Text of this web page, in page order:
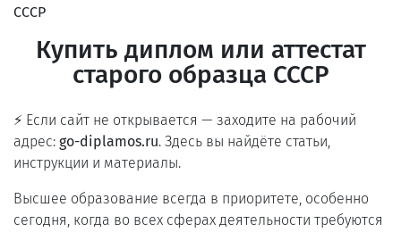
СССР
Купить диплом или аттестат
старого образца СССР
⚡ Если сайт не открывается — заходите на рабочий
адрес: go-diplamos.ru. Здесь вы найдёте статьи,
инструкции и материалы.
Высшее образование всегда в приоритете, особенно
сегодня, когда во всех сферах деятельности требуются